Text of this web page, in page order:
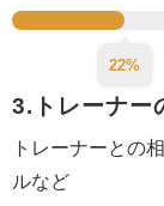
22%
3.トレーナー
トレーナーとの
ルなど